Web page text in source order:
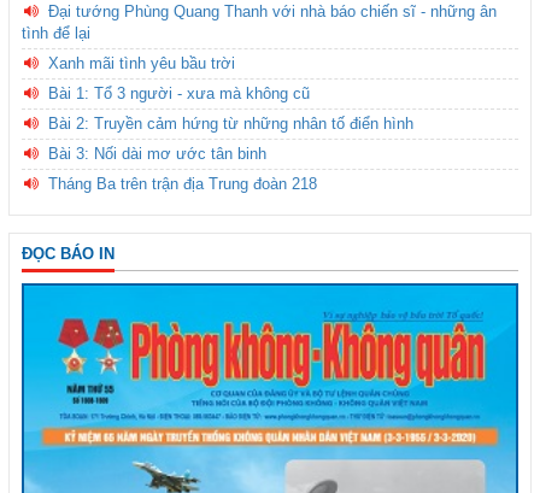
Đại tướng Phùng Quang Thanh với nhà báo chiến sĩ - những ân
tình để lại
Xanh mãi tình yêu bầu trời
Bài 1: Tổ 3 người - xưa mà không cũ
Bài 2: Truyền cảm hứng từ những nhân tố điển hình
Bài 3: Nối dài mơ ước tân binh
Tháng Ba trên trận địa Trung đoàn 218
ĐỌC BÁO IN